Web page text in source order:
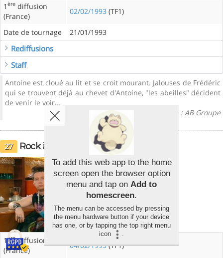
1 ère diffusion
(France)
02/02/1993 (TF1)
Date de tournage 21/01/1993
Rediffusions
Staff
Antoine est cloué au lit et se croit mourant. Jalouses de Frédéric
qui se trouvent déjà au chevet d'Antoine, "les abeilles" décident
de venir le voir...
Résumé presse : AB Groupe
27 Rock à la ruche
1èrediffusion
(France)
04/02/1993(TF1)
To add this web app to the home
screen open the browser option
menu and tap on Add to
homescreen.
The menu can be accessed by pressing
the menu hardware button if your device
has one, or by tapping the top right menu
icon
.